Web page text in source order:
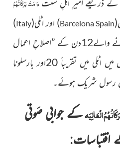
کے ذریعے امیرِ اَہلِ سنّتدَامَتْ بَرَکَاتُہُمُ
Barcelona Spain) اور اٹلی(Italy
)
میں23 فروری سے شروع ہونے والے12دن کے ”اصلاحِ اعمال
کورس“ کی کارکردگی پیش کی جس میں اٹلی میں تقریباً 20اور بارسلونا
الْعَالِیَہکے جوابی صَوتی
اقتباسات: